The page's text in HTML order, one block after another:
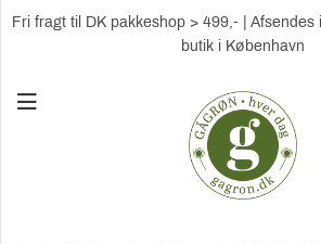
Fri fragt til DK pakkeshop > 499,- |
butik i København